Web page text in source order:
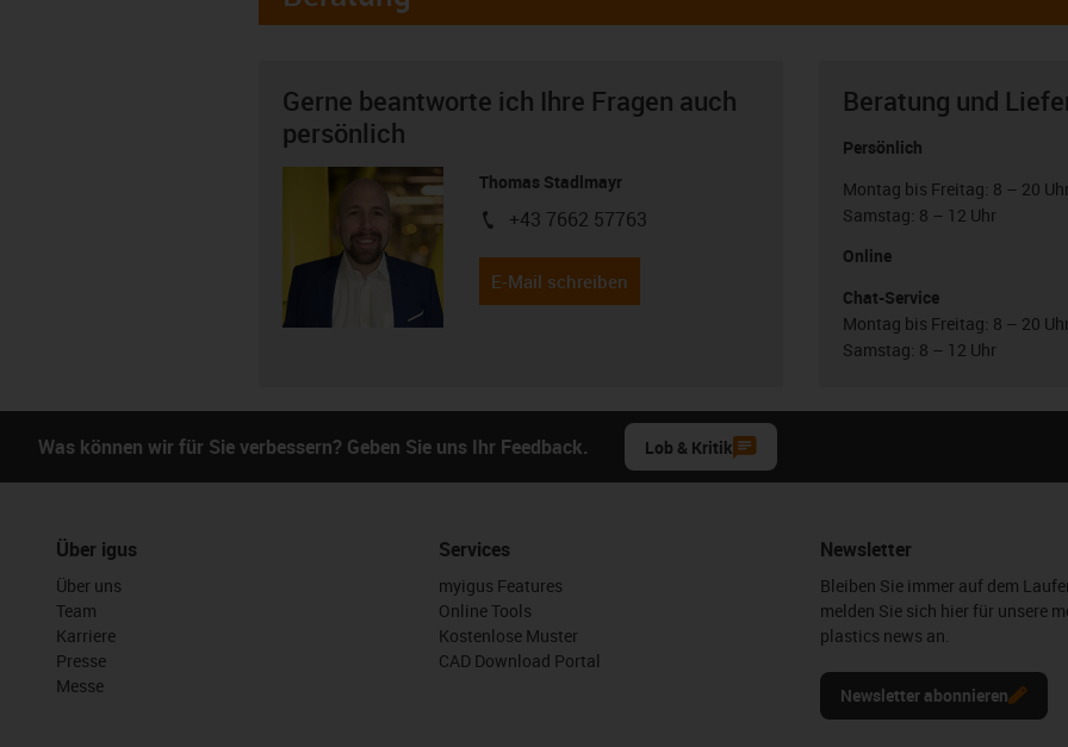
Gerne beantworte ich Ihre Fragen auch
persönlich
Thomas Stadlmayr
igus-icon-phone
+43 7662 57763
E-Mail schreiben
Beratung und
Persönlich
Montag bis Freitag: 8 – 20 Uhr
Samstag: 8 – 12 Uhr
Online
Chat-Service
Montag bis Freitag: 8 – 20 Uhr
Samstag: 8 – 12 Uhr
Was können wir für Sie verbessern? Geben Sie uns Ihr Feedback. Lob & Kritik
Über igus
Über uns
Team
Karriere
Presse
Messe
Services
myigus Features
Online Tools
Kostenlose Muster
CAD Download Portal
Newsletter
Bleiben Sie immer auf dem
melden Sie sich hier für unsere
plastics news an.
Newsletter abonnieren